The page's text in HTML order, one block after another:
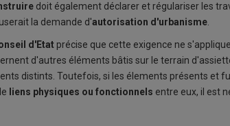
doit également déclarer et régulariser les
la demande d'autorisation d'urbanisme.
d'Etat précise que cette exigence ne
d'autres éléments bâtis sur le terrain
distints. Toutefois, si les élements présents et
liens physiques ou fonctionnels entre eux, il est